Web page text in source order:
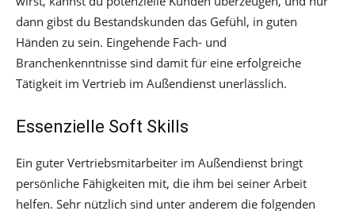
dann gibst du Bestandskunden das Gefühl, in guten
Händen zu sein. Eingehende Fach- und
Branchenkenntnisse sind damit für eine erfolgreiche
Tätigkeit im Vertrieb im Außendienst unerlässlich.
Essenzielle Soft Skills
Ein guter Vertriebsmitarbeiter im Außendienst bringt
persönliche Fähigkeiten mit, die ihm bei seiner Arbeit
helfen. Sehr nützlich sind unter anderem die folgenden